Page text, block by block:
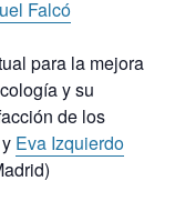
Falcó
para la mejora
y su
de los
y Eva Izquierdo